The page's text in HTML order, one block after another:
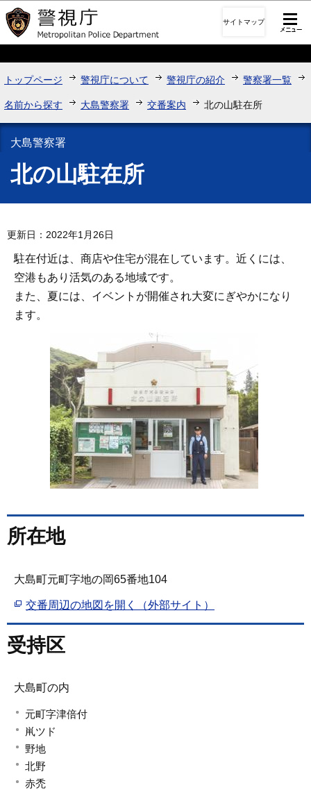
このページの本文へ移動
サイトマップ
トップページ 警視庁について 警視庁の紹介 警察署一覧
名前から探す 大島警察署 交番案内 北の山駐在所
大島警察署
北の山駐在所
更新日：2022年1月26日
駐在付近は、商店や住宅が混在しています。近くには、
空港もあり活気のある地域です。
また、夏には、イベントが開催され大変にぎやかになり
ます。
所在地
大島町元町字地の岡65番地104
交番周辺の地図を開く（外部サイト）
受持区
大島町の内
元町字津倍付
鼡ツド
野地
北野
赤禿